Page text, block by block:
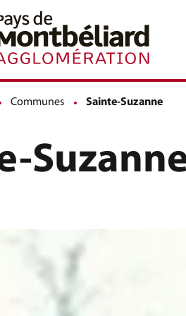
Communes Page active :
Sainte-Suzanne